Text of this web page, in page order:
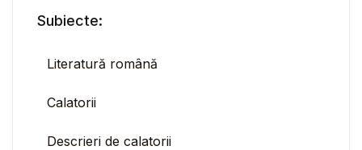
Subiecte:
Literatură română
Calatorii
Descrieri de calatorii